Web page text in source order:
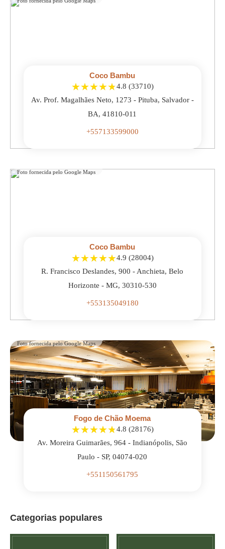
Coco Bambu
★★★★★4.8 (33710)
Av. Prof. Magalhães Neto, 1273 - Pituba, Salvador -
BA, 41810-011
+557133599000
Foto fornecida pelo Google Maps
Coco Bambu
★★★★★4.9 (28004)
R. Francisco Deslandes, 900 - Anchieta, Belo
Horizonte - MG, 30310-530
+553135049180
Foto fornecida pelo Google Maps
Fogo de Chão Moema
★★★★★4.8 (28176)
Av. Moreira Guimarães, 964 - Indianópolis, São
Paulo - SP, 04074-020
+551150561795
Categorias populares